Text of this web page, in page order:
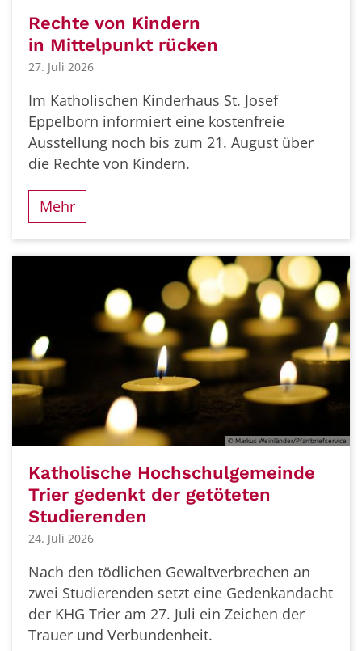
Rechte von Kindern
in Mittelpunkt rücken
27. Juli 2026
Im Katholischen Kinderhaus St. Josef
Eppelborn informiert eine kostenfreie
Ausstellung noch bis zum 21. August über
die Rechte von Kindern.
Mehr
© Markus Weinländer/Pfarrbriefservice
Katholische Hochschulgemeinde
Trier gedenkt der getöteten
Studierenden
24. Juli 2026
Nach den tödlichen Gewaltverbrechen an
zwei Studierenden setzt eine Gedenkandacht
der KHG Trier am 27. Juli ein Zeichen der
Trauer und Verbundenheit.